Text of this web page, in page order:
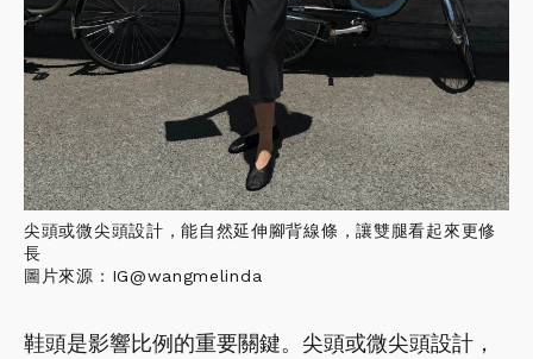
尖頭或微尖頭設計，能自然延伸腳背線條，讓雙腿看起來更修
長
圖片來源：IG@wangmelinda
鞋頭是影響比例的重要關鍵。尖頭或微尖頭設計，